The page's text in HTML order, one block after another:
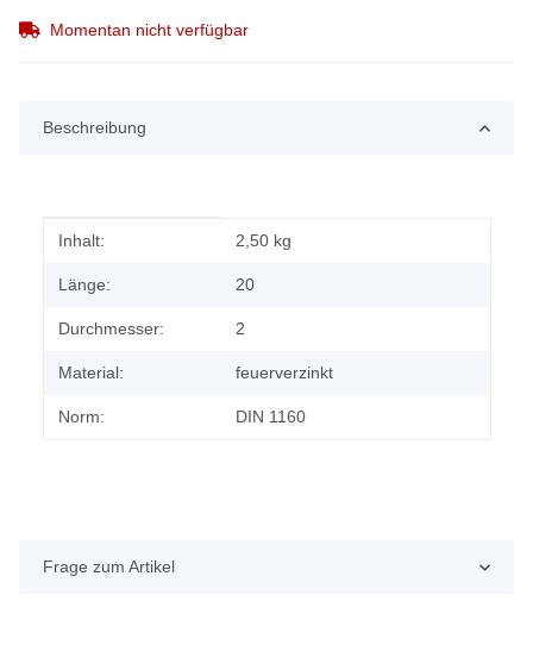
Momentan nicht verfügbar
Beschreibung
Produkteigenschaft
Wert
Inhalt: 2,50 kg
Länge: 20
Durchmesser: 2
Material: feuerverzinkt
Norm: DIN 1160
Frage zum Artikel